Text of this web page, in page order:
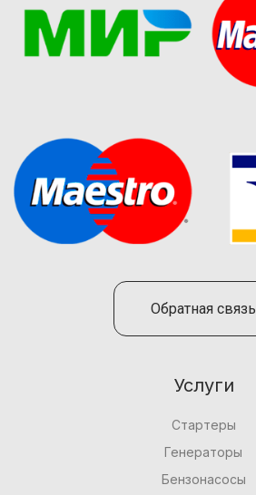
Обратная связь
Услуги
Стартеры
Генераторы
Бензонасосы